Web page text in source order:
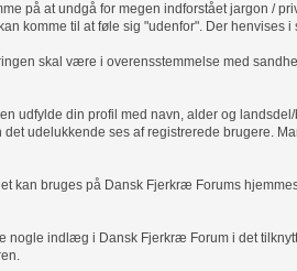
på at undgå for megen indforstået jargon /
komme til at føle sig "udenfor". Der henvises i
skal være i overensstemmelse med
udfylde din profil med navn, alder og
det udelukkende ses af registrerede brugere.
kan bruges på Dansk Fjerkræ Forums
nogle indlæg i Dansk Fjerkræ Forum i det